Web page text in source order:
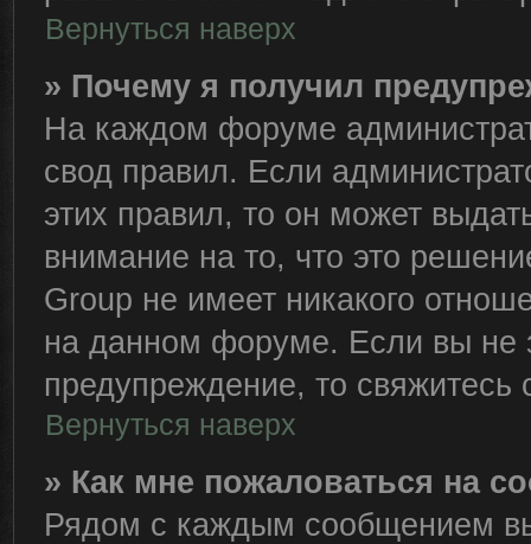
Вернуться наверх
» Почему я получил
На каждом форуме
свод правил. Если
этих правил, то он может
внимание на то, что это
Group не имеет никакого
на данном форуме. Если вы не
предупреждение, то
Вернуться наверх
» Как мне пожаловаться на
Рядом с каждым сообщением